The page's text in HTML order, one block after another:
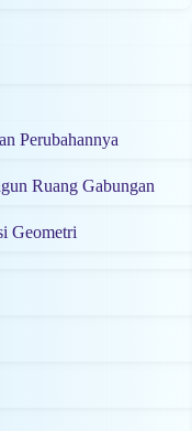
Perubahannya
Ruang Gabungan
Geometri